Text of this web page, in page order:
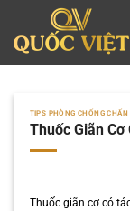
nội
dung
TIPS PHÒNG CHỐNG
Thuốc Giãn Cơ
Thuốc giãn cơ có